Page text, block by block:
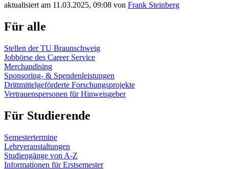
aktualisiert am 11.03.2025, 09:08 von Frank Steinberg
Für alle
Stellen der TU Braunschweig
Jobbörse des Career Service
Merchandising
Sponsoring- & Spendenleistungen
Drittmittelgeförderte Forschungsprojekte
Vertrauenspersonen für Hinweisgeber
Für Studierende
Semestertermine
Lehrveranstaltungen
Studiengänge von A-Z
Informationen für Erstsemester